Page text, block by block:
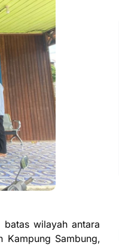
wilayah antara
Kampung Sambung,